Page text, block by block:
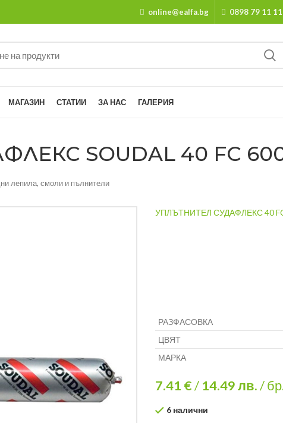
online@ealfa.bg 0898 79 11 11
МАГАЗИН СТАТИИ ЗА НАС ГАЛЕРИЯ
SOUDAL 40 FC 600
лепила, смоли и пълнители
УПЛЪТНИТЕЛ СУДАФЛЕКС 40 FC
РАЗФАСОВКА
ЦВЯТ
МАРКА
7.41 €/ 14.49лв./
6 налични